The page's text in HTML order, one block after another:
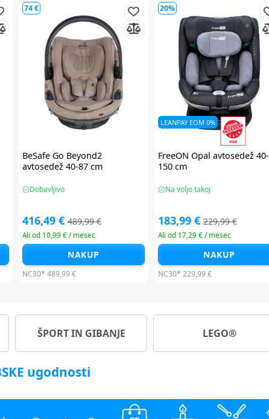
90 €
Maxi Cosi Pearl XL Slide Pro i-
Size avtosedež 61-150 cm
Na voljo takoj
359,99 € 449,99 €
Ali od 12,18 € / mesec
NAKUP
NC30* 449,99 €
60 €
Chicco EVERONE avtosedež
40-150 cm
Na voljo takoj
239,99 € 299,99 €
Ali od 11,72 € / mesec
NAKUP
NC30* 299,99 €
ŠPORT IN GIBANJE LEGO®
ugodnosti